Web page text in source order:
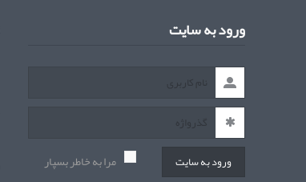
ورود به سایت
ورود به سایت مرا به خاطر بسپار